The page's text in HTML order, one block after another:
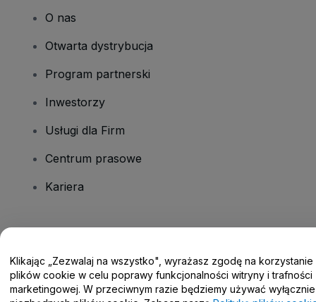
O nas
Otwarta dystrybucja
Program partnerski
Inwestorzy
Usługi dla Firm
Centrum prasowe
Kariera
Centrum pomocy / Skontaktuj się z nami
Klikając „Zezwalaj na wszystko", wyrażasz zgodę na korzystanie
plików cookie w celu poprawy funkcjonalności witryny i trafności
marketingowej. W przeciwnym razie będziemy używać wyłącznie